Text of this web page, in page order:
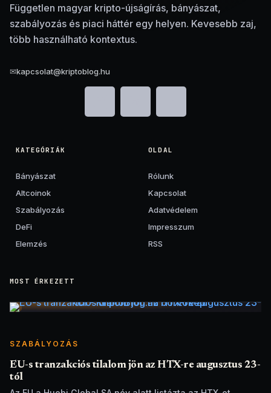
Független magyar kripto-újságírás, bányászat,
szabályozás és piaci háttér egy helyen. Kevesebb zaj,
több használható kontextus.
✉kapcsolat@kriptoblog.hu
KATEGÓRIÁK
Bányászat
Altcoinok
Szabályozás
DeFi
Elemzés
OLDAL
Rólunk
Kapcsolat
Adatvédelem
Impresszum
RSS
MOST ÉRKEZETT
SZABÁLYOZÁS
EU-s tranzakciós tilalom jön az HTX-re augusztus 23-
tól